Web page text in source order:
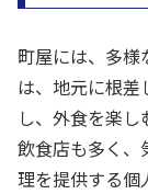
町屋には、多様
は、地元に根
し、外食を楽
飲食店も多く、
理を提供する個